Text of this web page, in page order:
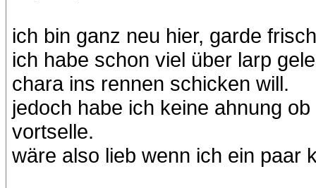
ich bin ganz neu hier, garde
ich habe schon viel über larp
chara ins rennen schicken will.
jedoch habe ich keine ahnung
vortselle.
wäre also lieb wenn ich ein paar